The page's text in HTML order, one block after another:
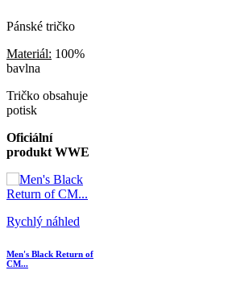
Pánské tričko
Materiál: 100%
bavlna
Tričko obsahuje
potisk
Oficiální
produkt WWE
Rychlý náhled
Men's Black Return of
CM...